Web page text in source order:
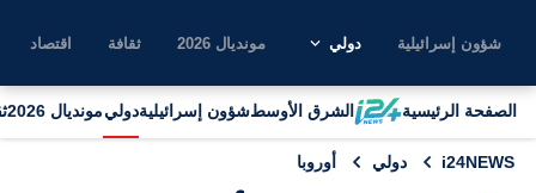
شؤون إسرائيلية دولي مونديال 2026 ثقافة اقتصاد
الصفحة الرئيسية الشرق الأوسطشؤون إسرائيليةدوليمونديال 2026
i24NEWS دولي أوروبا